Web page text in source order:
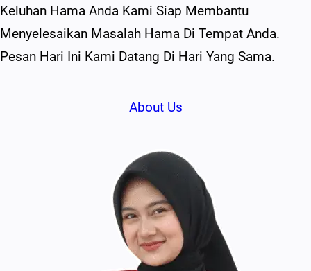
Keluhan Hama Anda Kami Siap Membantu
Menyelesaikan Masalah Hama Di Tempat Anda.
Pesan Hari Ini Kami Datang Di Hari Yang Sama.
About Us